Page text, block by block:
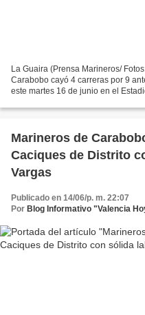
La Guaira (Prensa Marineros/
Carabobo cayó 4 carreras por 9
este martes 16 de junio en el
Marineros de
Caciques de Distrito
Vargas
Publicado en 14/06/p. m. 22:07
Por Blog Informativo "Valencia